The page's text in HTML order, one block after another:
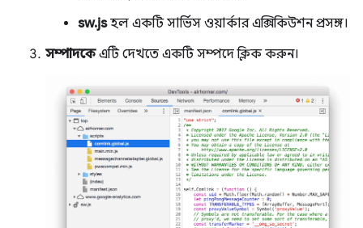
sw.jsহল একটি সার্ভিস ওয়ার্কার এক্সিকিউশন প্রসঙ্গ।
সম্পাদকেএটি দেখতে একটি সম্পদে ক্লিক করুন।